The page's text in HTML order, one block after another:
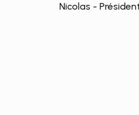
Nicolas -